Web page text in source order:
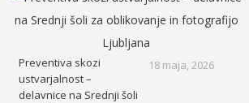
Preventiva skozi
ustvarjalnost –
delavnice na Srednji šoli
18 maja, 2026